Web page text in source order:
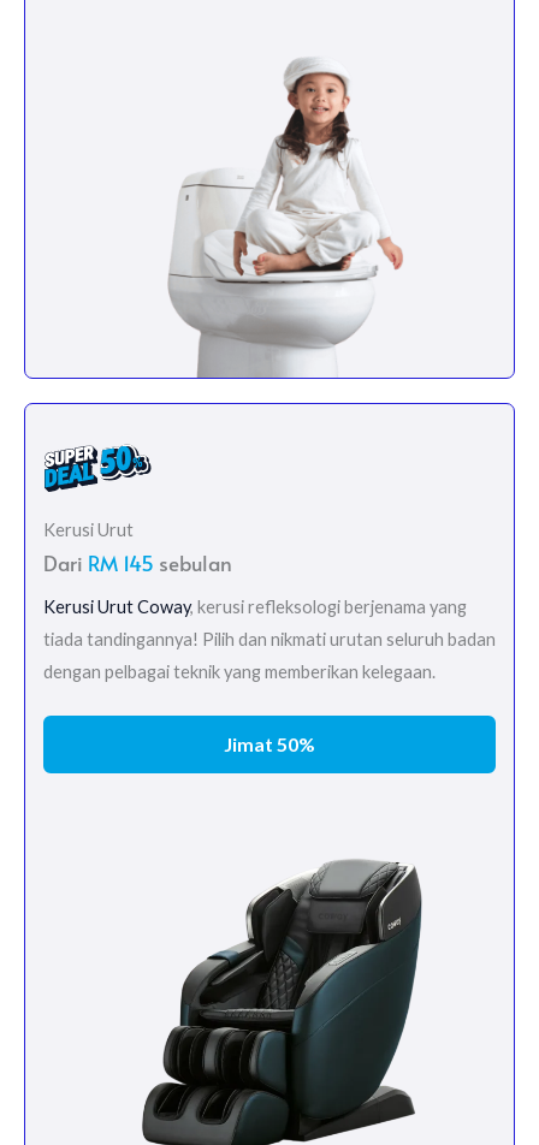
Kerusi Urut
Dari RM 145 sebulan
Kerusi Urut Coway, kerusi refleksologi berjenama yang
tiada tandingannya! Pilih dan nikmati urutan seluruh badan
dengan pelbagai teknik yang memberikan kelegaan.
Jimat 50%